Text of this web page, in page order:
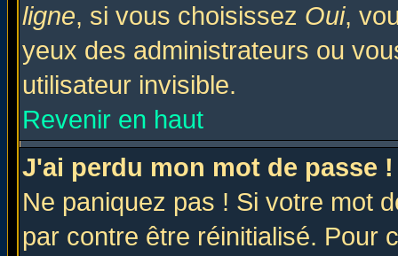
ligne, si vous choisissez Oui,
yeux des administrateurs ou
utilisateur invisible.
Revenir en haut
J'ai perdu mon mot de passe !
Ne paniquez pas ! Si votre mot
par contre être réinitialisé. Pour